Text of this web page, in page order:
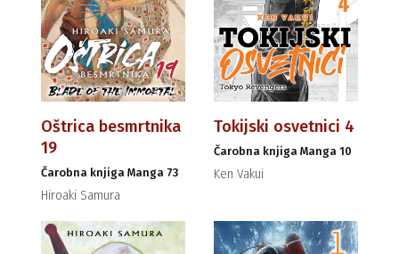
Oštrica besmrtnika
19
Čarobna knjiga Manga 73
Hiroaki Samura
Tokijski osvetnici 4
Čarobna knjiga Manga 10
Ken Vakui